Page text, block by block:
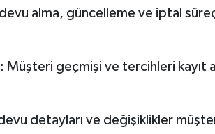
alma, güncelleme ve iptal
Müşteri geçmişi ve tercihleri kayıt
detayları ve değişiklikler